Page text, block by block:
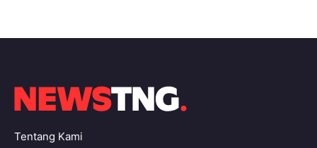
Tentang Kami